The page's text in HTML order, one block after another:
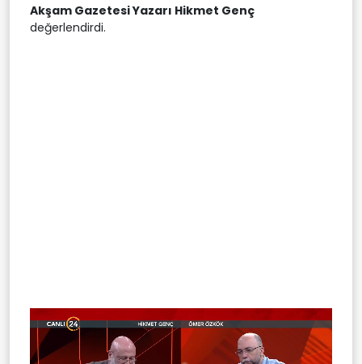
Akşam Gazetesi Yazarı Hikmet Genç
değerlendirdi.